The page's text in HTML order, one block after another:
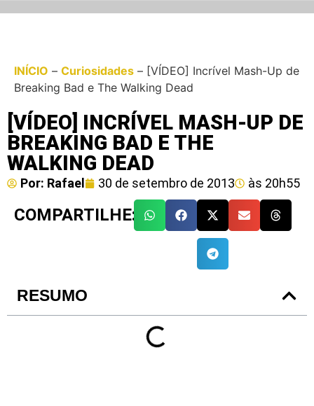
INÍCIO – Curiosidades – [VÍDEO] Incrível Mash-Up de
Breaking Bad e The Walking Dead
[VÍDEO] INCRÍVEL MASH-UP DE
BREAKING BAD E THE
WALKING DEAD
Por: Rafael 30 de setembro de 2013 às 20h55
COMPARTILHE:
RESUMO